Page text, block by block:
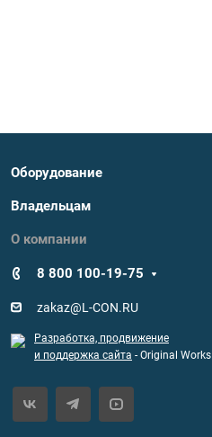
Оборудование
Владельцам
О компании
8 800 100-19-75
zakaz@L-CON.RU
Разработка, продвижение
и поддержка сайта - Original Works